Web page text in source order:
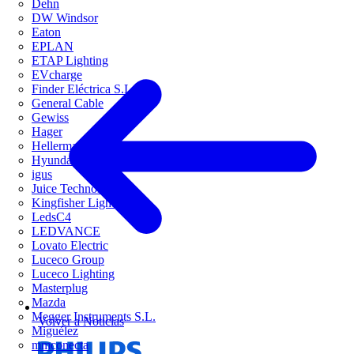
Dehn
DW Windsor
Eaton
EPLAN
ETAP Lighting
EVcharge
Finder Eléctrica S.L.U
General Cable
Gewiss
Hager
HellermannTyton
Hyundai Electric
igus
Juice Technology
Kingfisher Lighting
LedsC4
LEDVANCE
Lovato Electric
Luceco Group
Luceco Lighting
Masterplug
Mazda
Megger Instruments S.L.
Miguélez
mmconecta
Volver a Noticias